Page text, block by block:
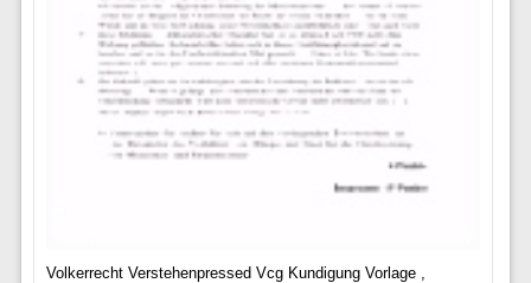
Volkerrecht Verstehenpressed Vcg Kundigung Vorlage ,